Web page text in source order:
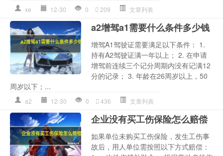
xe 12-30 0 209 文章列表
a2增驾a1需要什么条件多少钱
增驾A1驾驶证需要满足以下条件： 1.
持有A2驾驶证满一年以上； 2. 在申请
增驾前连续三个记分周期内没有记满12
分的记录； 3. 年龄在26周岁以上，50
周岁以下；...
a2 12-30 0 436 文章列表
企业没有买工伤保险怎么赔偿
如果单位未购买工伤保险，发生工伤事
故后，用人单位需按照以下方式赔偿：